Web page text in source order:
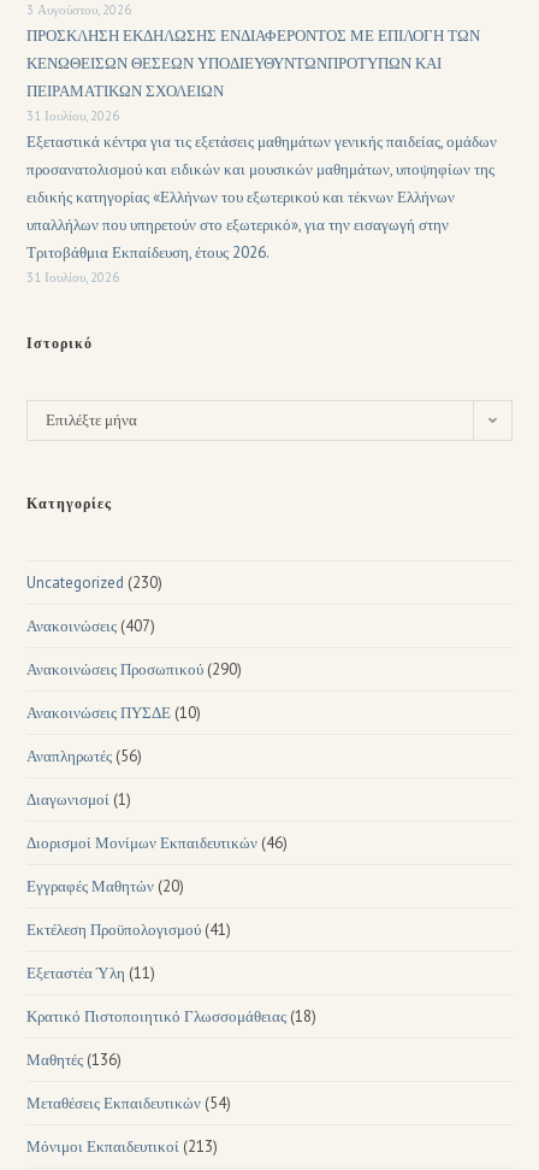
3 Αυγούστου, 2026
ΠΡΟΣΚΛΗΣΗ ΕΚΔΗΛΩΣΗΣ ΕΝΔΙΑΦΕΡΟΝΤΟΣ ΜΕ ΕΠΙΛΟΓΗ ΤΩΝ
ΚΕΝΩΘΕΙΣΩΝ ΘΕΣΕΩΝ ΥΠΟΔΙΕΥΘΥΝΤΩΝΠΡΟΤΥΠΩΝ ΚΑΙ
ΠΕΙΡΑΜΑΤΙΚΩΝ ΣΧΟΛΕΙΩΝ
31 Ιουλίου, 2026
Εξεταστικά κέντρα για τις εξετάσεις μαθημάτων γενικής παιδείας, ομάδων
προσανατολισμού και ειδικών και μουσικών μαθημάτων, υποψηφίων της
ειδικής κατηγορίας «Ελλήνων του εξωτερικού και τέκνων Ελλήνων
υπαλλήλων που υπηρετούν στο εξωτερικό», για την εισαγωγή στην
Τριτοβάθμια Εκπαίδευση, έτους 2026.
31 Ιουλίου, 2026
Ιστορικό
Επιλέξτε μήνα
Κατηγορίες
Uncategorized (230)
Ανακοινώσεις (407)
Ανακοινώσεις Προσωπικού (290)
Ανακοινώσεις ΠΥΣΔΕ (10)
Αναπληρωτές (56)
Διαγωνισμοί (1)
Διορισμοί Μονίμων Εκπαιδευτικών (46)
Εγγραφές Μαθητών (20)
Εκτέλεση Προϋπολογισμού (41)
Εξεταστέα Ύλη (11)
Κρατικό Πιστοποιητικό Γλωσσομάθειας (18)
Μαθητές (136)
Μεταθέσεις Εκπαιδευτικών (54)
Μόνιμοι Εκπαιδευτικοί (213)